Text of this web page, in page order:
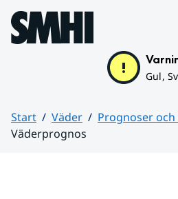
Hoppa till sidans innehåll
Gul,
Start Väder
Prognoser
Väderprognos